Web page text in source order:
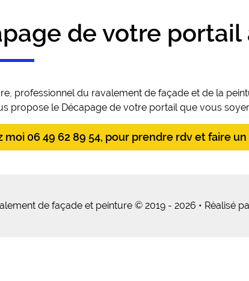
de votre portail
professionnel du ravalement de façade et de la
propose le Décapage de votre portail que vous
moi 06 49 62 89 54, pour prendre rdv et faire
de façade et peinture © 2019 - 2026 • Réalisé